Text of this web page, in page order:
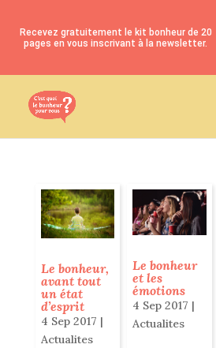
Le bonheur,
avant tout
un état
d’esprit
4 Sep 2017 |
Actualites
Le bonheur
et les
émotions
4 Sep 2017 |
Actualites
Recevez gratuitement le kit bonheur de 20
pages en vous inscrivant à la newsletter.